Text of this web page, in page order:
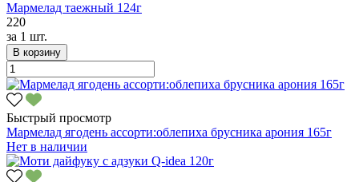
Мармелад таежный 124г
220
за 1 шт.
В корзину
Быстрый просмотр
Мармелад ягодень ассорти:облепиха брусника арония 165г
Нет в наличии